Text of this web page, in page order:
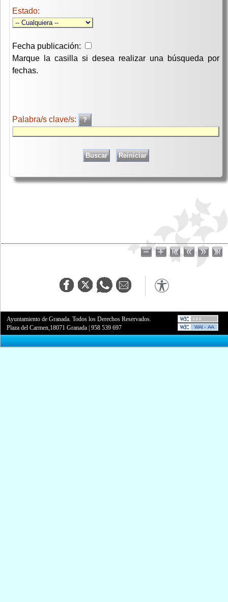
Estado:
Fecha publicación:
Marque la casilla si desea realizar una búsqueda por
fechas.
Palabra/s clave/s:
Ayuntamiento de Granada. Todos los Derechos Reservados.
Plaza del Carmen,18071 Granada |958 539 697